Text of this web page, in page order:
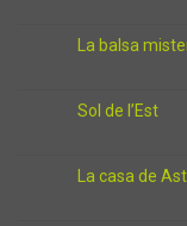
La balsa
Sol de l’Est
La casa de